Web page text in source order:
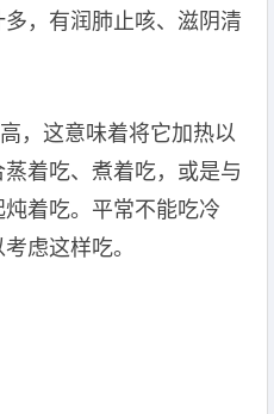
，有润肺止咳、滋阴清
，这意味着将它加热以
着吃、煮着吃，或是与
着吃。平常不能吃冷
虑这样吃。